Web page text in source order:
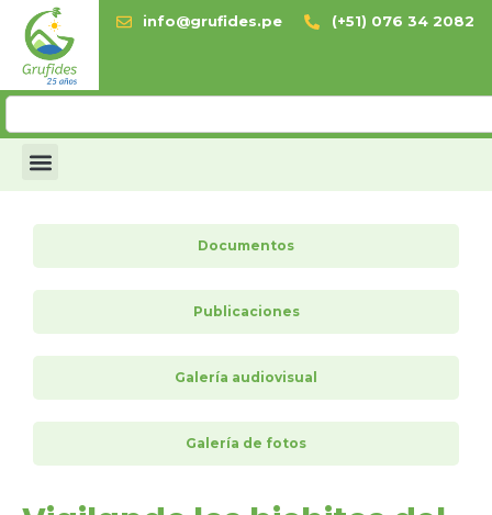
info@grufides.pe (+51) 076 34 2082
Documentos
Publicaciones
Galería audiovisual
Galería de fotos